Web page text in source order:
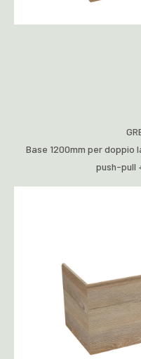
Base 1200mm per doppio
push-pull